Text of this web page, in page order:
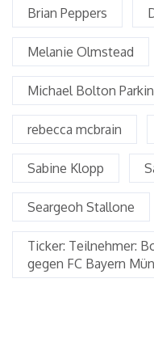
Brian Peppers
Melanie Olmstead
Michael Bolton
rebecca mcbrain
Sabine Klopp
Seargeoh Stallone
Ticker: Teilnehmer:
gegen FC Bayern